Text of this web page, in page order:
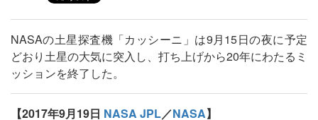
NASAの土星探査機「カッシーニ」は9月15日の夜に予定
どおり土星の大気に突入し、打ち上げから20年にわたるミ
ッションを終了した。
【2017年9月19日 NASA JPL／NASA】